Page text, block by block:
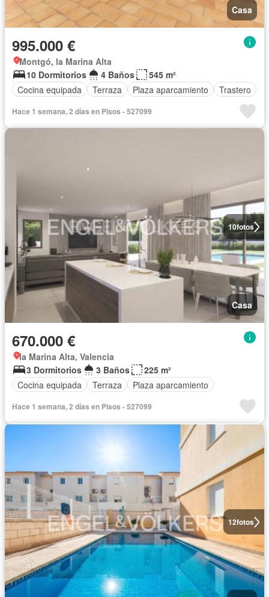
Casa
995.000 €
Montgó, la Marina Alta
10 Dormitorios
4 Baños
545 m²
Cocina equipada
Terraza Plaza aparcamiento Trastero
Hace 1 semana, 2 días en Pisos - 527099
10fotos
Casa
670.000 €
la Marina Alta, Valencia
3 Dormitorios
3 Baños
225 m²
Cocina equipada
Terraza Plaza aparcamiento
Hace 1 semana, 2 días en Pisos - 527099
12fotos